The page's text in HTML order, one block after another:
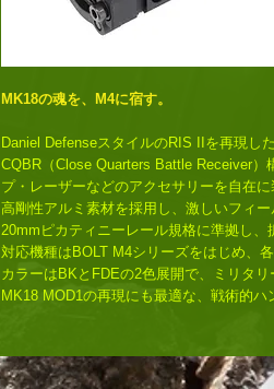
MK18の魂を、M4に宿す。
Daniel DefenseスタイルのRIS IIを再現し
CQBR（Close Quarters Battle Receiver）
プ・レーザーなどのアクセサリーを自在に
高剛性アルミ素材を採用し、激しいフィー
20mmピカティニーレール規格に準拠し、
対応機種はBOLT M4シリーズをはじめ、各
カラーはBKとFDEの2色展開で、ミリタリ
MK18 MOD1の再現にも最適な、戦術的ハ